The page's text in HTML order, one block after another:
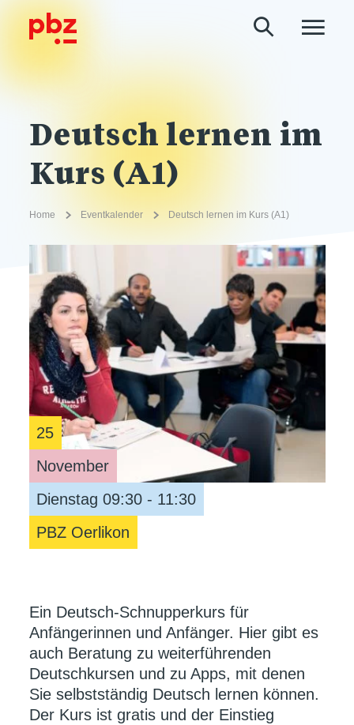
Deutsch lernen im
Kurs (A1)
Home Eventkalender Deutsch lernen im Kurs (A1)
25
November
Dienstag 09:30 - 11:30
PBZ Oerlikon
Ein Deutsch-Schnupperkurs für
Anfängerinnen und Anfänger. Hier gibt es
auch Beratung zu weiterführenden
Deutschkursen und zu Apps, mit denen
Sie selbstständig Deutsch lernen können.
Der Kurs ist gratis und der Einstieg